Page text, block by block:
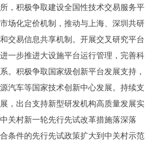
，积极争取建设全国性技术交易服务平
场化定价机制，推动与上海、深圳共研
交易信息共享机制。开展交叉研究平台
一步推进大设施平台运行管理，完善科
。积极争取国家级创新平台发展支持，
汽车等国家技术创新中心发展。持续支
，出台支持新型研发机构高质量发展实
关村新一轮先行先试改革措施落深落
条件的先行先试政策扩大到中关村示范